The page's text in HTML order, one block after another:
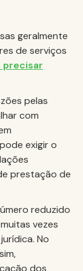
geralmente
de serviços
precisar
pelas
com
exigir o
prestação de
reduzido
vezes
No
dos